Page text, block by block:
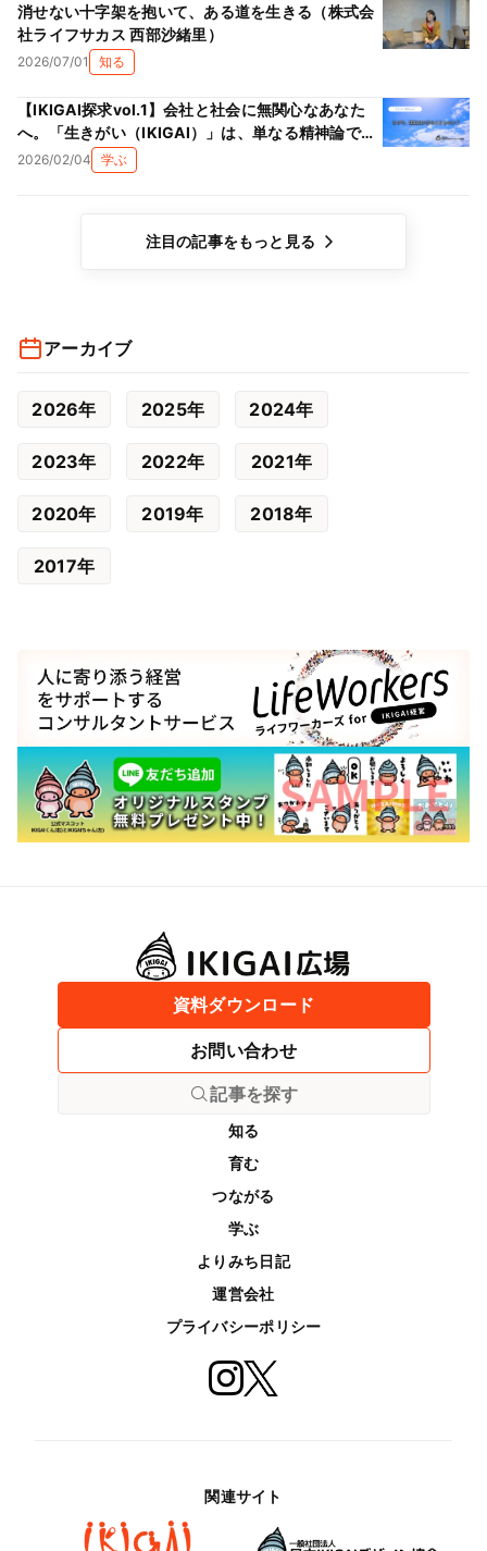
消せない十字架を抱いて、ある道を生きる（株式会
社ライフサカス 西部沙緒里）
2026/07/01 知る
【IKIGAI探求vol.1】会社と社会に無関心なあなた
へ。「生きがい（IKIGAI）」は、単なる精神論では
ない理由
2026/02/04 学ぶ
注目の記事をもっと見る
アーカイブ
2026年 2025年 2024年
2023年 2022年 2021年
2020年 2019年 2018年
2017年
資料ダウンロード
お問い合わせ
記事を探す
知る
育む
つながる
学ぶ
よりみち日記
運営会社
プライバシーポリシー
関連サイト